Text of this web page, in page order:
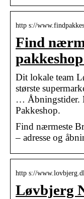
http s://
Find
Dit lokale team
største
… Åbningstider.
Pakkeshop.
Find nærmeste
– adresse og
http s://
Løvbjerg